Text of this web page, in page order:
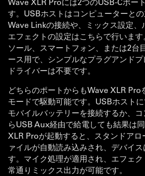
す。USBホストはコンピューターとの
Wave Linkの接続や、ミックス設定、
エフェクトの設定はこちらで行いま
ソール、スマートフォン、または2台
ース用で、シンプルなプラグアンドプ
ドライバーは不要です。
どちらのポートからもWave XLR Pro
モードで駆動可能です。USBホスト
モバイルバッテリーを接続するか、
らUSB Aux経由で給電しても結果は
XLR Proが起動すると、スタンドアロ
ァイルが自動読み込みされ、デバイ
す。マイク処理が適用され、エフェ
常通りミックス出力が可能です。